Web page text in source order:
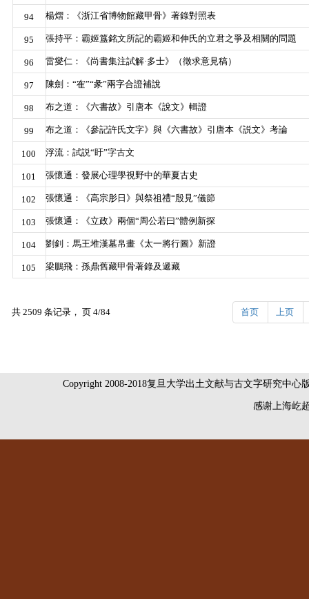
94 楊熠：《浙江省博物館藏甲骨》著錄對照表
95 張持平：霸姬簋銘文所記的霸姬和伸氏的立君之爭及相關的問題
96 雷燮仁：《尚書集注試解·多士》（徵求意見稿）
97 陳劍：“隺”“彖”兩字合證補說
98 布之道：《六書故》引唐本《說文》輯證
99 布之道：《參記許氏文字》與《六書故》引唐本《説文》考論
100 浮流：試説“盱”字古文
101 張懷通：發展心理學視野中的華夏古史
102 張懷通：《高宗肜日》與祭祖禮“殷見”儀節
103 張懷通：《立政》兩個“周公若曰”體例新探
104 劉釗：馬王堆漢墓帛畫《太一將行圖》新證
105 梁鵬飛：孫鼎舊藏甲骨著錄及遞藏
共 2509 条记录， 页 4/84 首页 上页
Copyright 2008-2018复旦大学出土文献与古文字研究中
感谢上海屹